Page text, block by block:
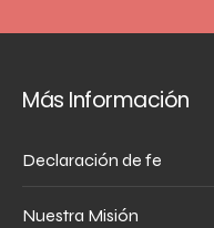
Más Información
Declaración de fe
Nuestra Misión